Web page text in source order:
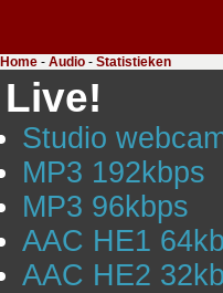
Home - Audio - Statistieken
Live!
Studio
MP3 192kbps
MP3 96kbps
AAC HE1
AAC HE2